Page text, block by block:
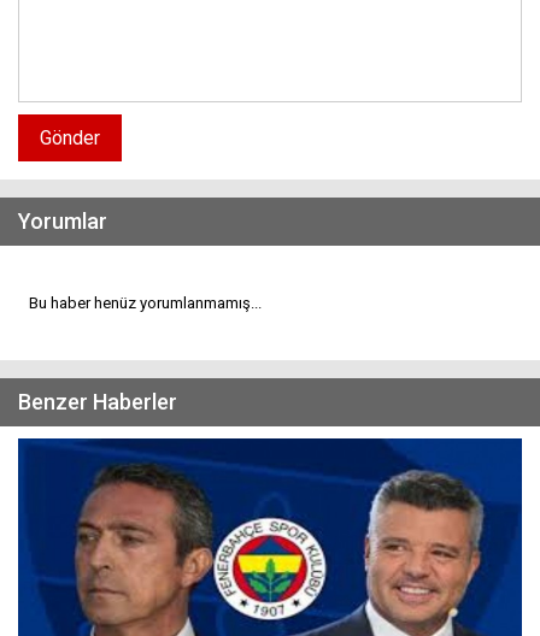
Gönder
Yorumlar
Bu haber henüz yorumlanmamış...
Benzer Haberler